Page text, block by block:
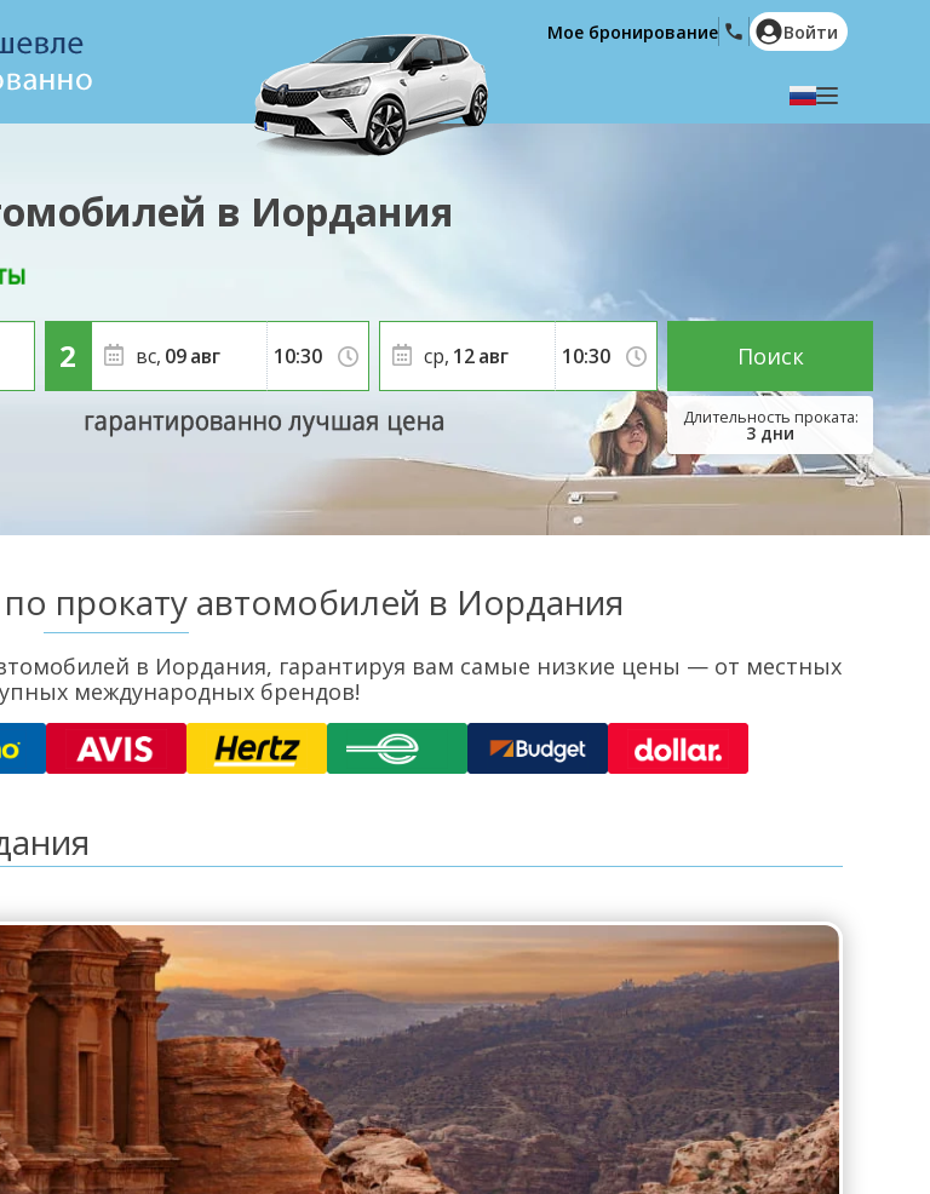
English (US)
Română
Ελληνικά
Hrvatski
العربية
Мое бронирование Войти
в Иордания
вс, 09авг
3 дни
ср, 12авг Поиск
прокату автомобилей в Иордания
в Иордания, гарантируя вам самые низкие цены — от местных
международных брендов!